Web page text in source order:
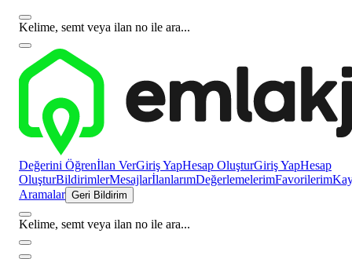
Kelime, semt veya ilan no ile ara...
Değerini Öğrenİlan VerGiriş YapHesap OluşturGiriş YapHesap
OluşturBildirimlerMesajlarİlanlarımDeğerlemelerimFavorilerim
Aramalar Geri Bildirim
Kelime, semt veya ilan no ile ara...